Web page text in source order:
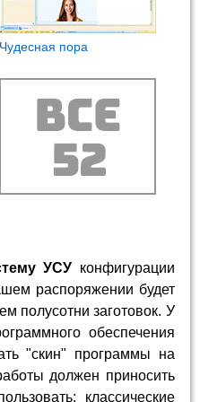
Чудесная пора
УСУ конфигурации
распоряжении будет
полусотни заготовок. У
обеспечения
"скин" программы на
должен приносить
классические